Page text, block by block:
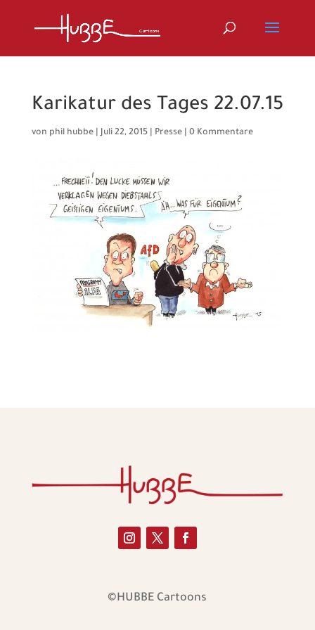
Karikatur des Tages 22.07.15
von phil hubbe|Juli 22, 2015| Presse| 0 Kommentare
©HUBBE Cartoons